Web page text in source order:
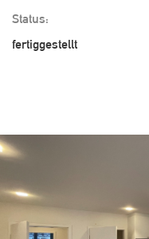
Status:
fertiggestellt